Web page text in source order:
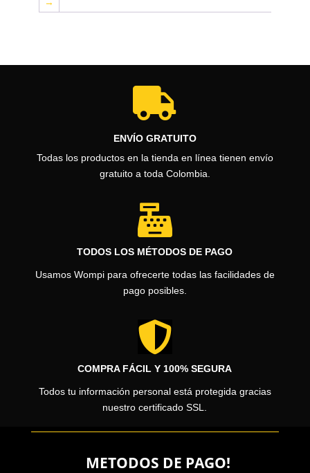

ENVÍO GRATUITO
Todas los productos en la tienda en línea tienen envío
gratuito a toda Colombia.

TODOS LOS MÉTODOS DE PAGO
Usamos Wompi para ofrecerte todas las facilidades de
pago posibles.

COMPRA FÁCIL Y 100% SEGURA
Todos tu información personal está protegida gracias
nuestro certificado SSL.
METODOS DE PAGO!